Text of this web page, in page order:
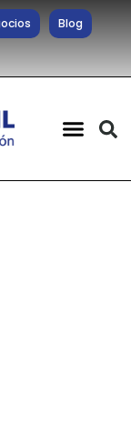
Blog